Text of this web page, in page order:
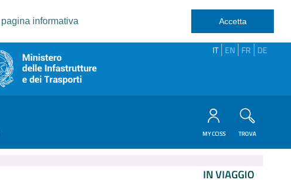
pagina informativa Accetta
IT EN FR DE
MY CCISS TROVA
IN VIAGGIO